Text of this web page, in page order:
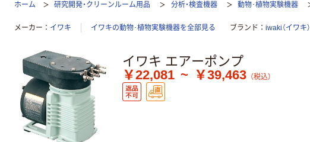
ホーム 研究開発・クリーンルーム用品 分析・検査機器 動物･植物実験機器
メーカー イワキ イワキの動物･植物実験機器を全部見る ブランド iwaki（イワキ）
イワキ エアーポンプ
￥22,081 ~ ￥39,463 （税込）